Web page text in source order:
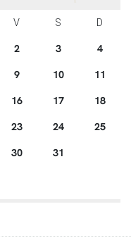
V S D
2 3 4
9 10 11
16 17 18
23 24 25
30 31